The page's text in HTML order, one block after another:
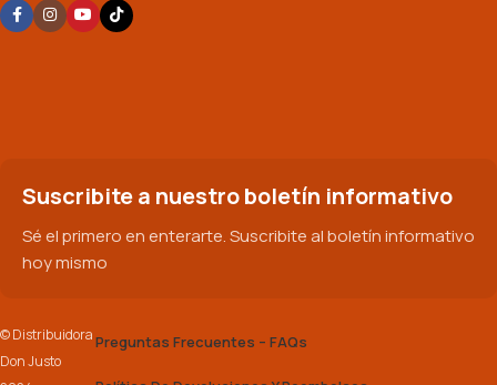
Suscribite a nuestro boletín informativo
Sé el primero en enterarte. Suscribite al boletín informativo
hoy mismo
© Distribuidora
Don Justo
Preguntas Frecuentes – FAQs